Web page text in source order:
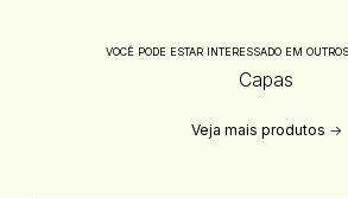
VOCÊ PODE ESTAR INTERESSADO EM
Capas
Veja mais produtos